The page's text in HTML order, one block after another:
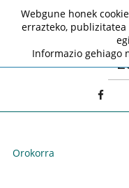
Orokorra
Webgune honek
errazteko,
Informazio gehiago